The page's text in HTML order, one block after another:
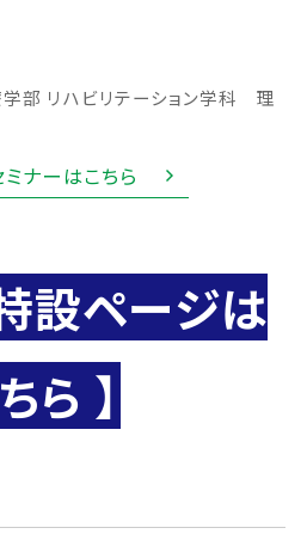
部 リハビリテーション学科 理
ナーはこちら
設ページは
ら 】